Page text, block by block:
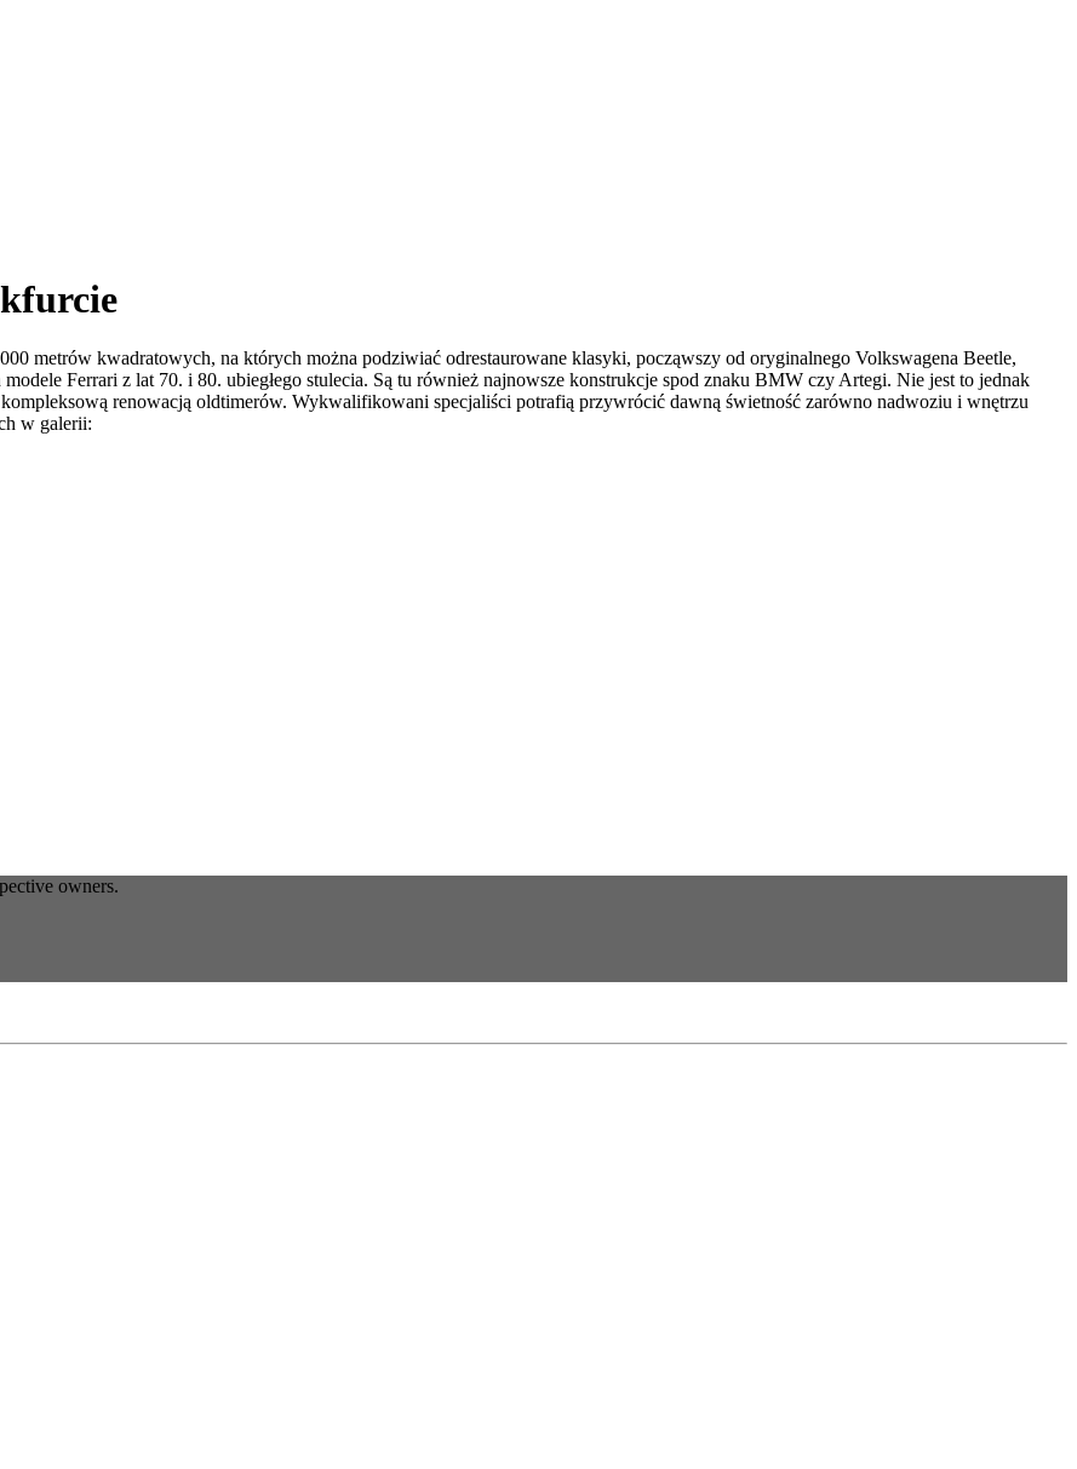
metrów kwadratowych, na których można podziwiać odrestaurowane klasyki, począwszy od oryginalnego Volkswagena Beetle,
Ferrari z lat 70. i 80. ubiegłego stulecia. Są tu również najnowsze konstrukcje spod znaku BMW czy Artegi. Nie jest to jednak
renowacją oldtimerów. Wykwalifikowani specjaliści potrafią przywrócić dawną świetność zarówno nadwoziu i wnętrzu
w galerii:
owners.